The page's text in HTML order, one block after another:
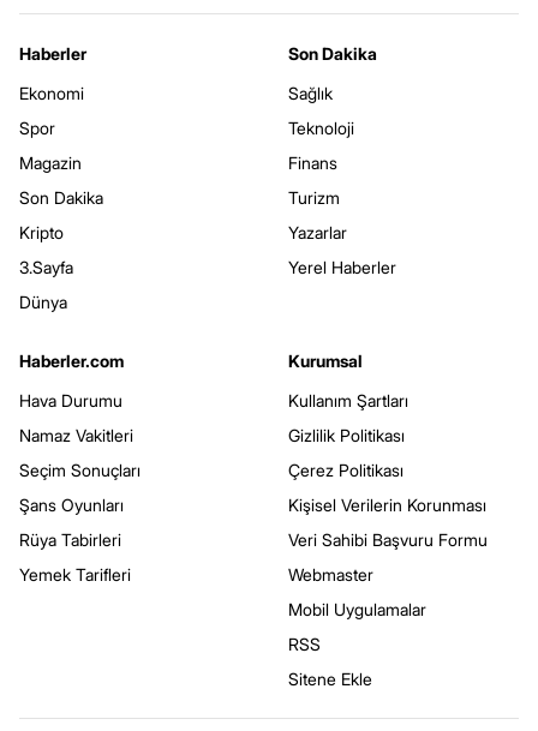
Haberler
Ekonomi
Spor
Magazin
Son Dakika
Kripto
3.Sayfa
Dünya
Son Dakika
Sağlık
Teknoloji
Finans
Turizm
Yazarlar
Yerel Haberler
Haberler.com
Hava Durumu
Namaz Vakitleri
Seçim Sonuçları
Şans Oyunları
Rüya Tabirleri
Yemek Tarifleri
Kurumsal
Kullanım Şartları
Gizlilik Politikası
Çerez Politikası
Kişisel Verilerin Korunması
Veri Sahibi Başvuru Formu
Webmaster
Mobil Uygulamalar
RSS
Sitene Ekle